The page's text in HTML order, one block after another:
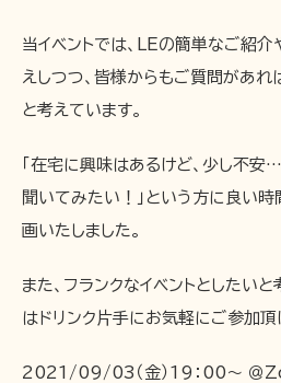
当イベントでは、LEの簡単なご紹
えしつつ、皆様からもご質問があ
と考えています。
「在宅に興味はあるけど、少し不安…
聞いてみたい！」という方に良い
画いたしました。
また、フランクなイベントとしたい
はドリンク片手にお気軽にご参加頂
2021/09/03（金）19：00～ ＠